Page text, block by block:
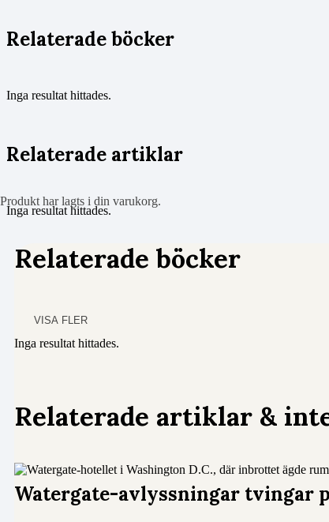
Produkt har lagts i din varukorg.
Relaterade böcker
Inga resultat hittades.
Relaterade artiklar
Inga resultat hittades.
Relaterade böcker
VISA FLER
Inga resultat hittades.
Relaterade artiklar &
Watergate-avlyssningar tvingar